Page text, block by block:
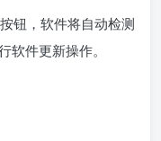
钮，软件将自动检测
软件更新操作。